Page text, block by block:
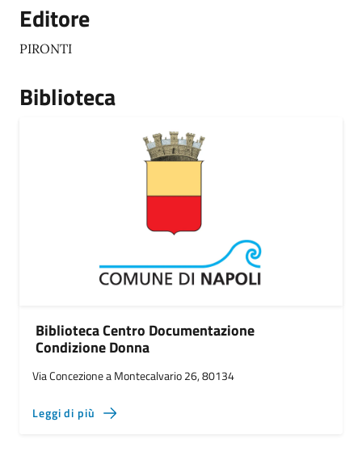
Editore
PIRONTI
Biblioteca
Biblioteca Centro Documentazione
Condizione Donna
Via Concezione a Montecalvario 26, 80134
Leggi di più